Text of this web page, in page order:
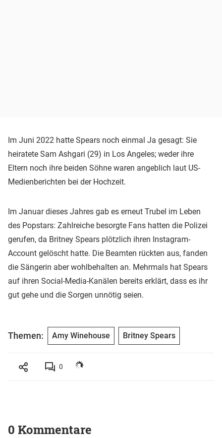
Im Juni 2022 hatte Spears noch einmal Ja gesagt: Sie
heiratete Sam Ashgari (29) in Los Angeles; weder ihre
Eltern noch ihre beiden Söhne waren angeblich laut US-
Medienberichten bei der Hochzeit.
Im Januar dieses Jahres gab es erneut Trubel im Leben
des Popstars: Zahlreiche besorgte Fans hatten die Polizei
gerufen, da Britney Spears plötzlich ihren Instagram-
Account gelöscht hatte. Die Beamten rückten aus, fanden
die Sängerin aber wohlbehalten an. Mehrmals hat Spears
auf ihren Social-Media-Kanälen bereits erklärt, dass es ihr
gut gehe und die Sorgen unnötig seien.
Themen: Amy Winehouse Britney Spears
0
0 Kommentare